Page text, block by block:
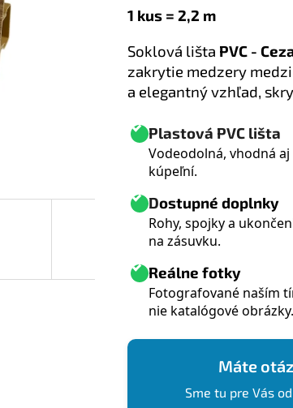
1 kus = 2,2 m
Soklová lišta PVC -
zakrytie medzery
a elegantný vzhľad,
Plastová PVC lišta
Vodeodolná, vhodná aj
kúpeľní.
Dostupné doplnky
Rohy, spojky a
na zásuvku.
Reálne fotky
Fotografované naším
nie katalógové obrázky.
Máte
Sme tu pre Vás